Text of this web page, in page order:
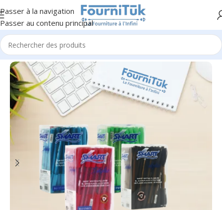
Passer à la navigation
Passer au contenu principal
Accueil/Fourniture de Bureau/Ecriture & Correction